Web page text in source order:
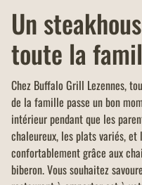
Un
toute la
Chez Buffalo Grill Lezennes,
de la famille passe un bon
intérieur pendant que les
chaleureux, les plats variés,
confortablement grâce aux
biberon. Vous souhaitez